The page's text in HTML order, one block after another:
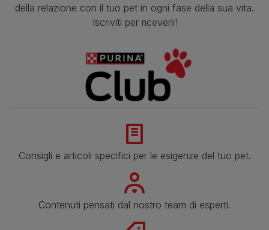
della relazione con il tuo pet in ogni fase della sua vita.
Iscriviti per riceverli!
Consigli e articoli specifici per le esigenze del tuo pet.
Contenuti pensati dal nostro team di esperti.